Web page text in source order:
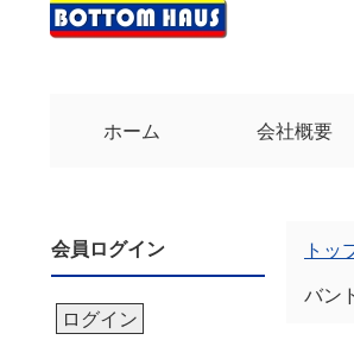
ホーム 会社概要
会員ログイン
ログイン
トッ
バン